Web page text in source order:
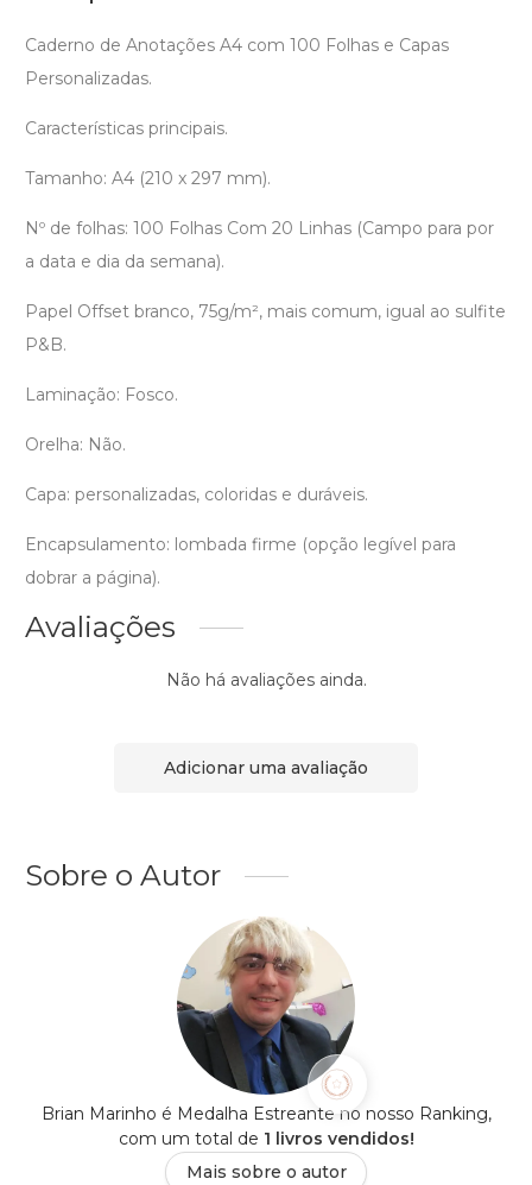
Caderno de Anotações A4 com 100 Folhas e Capas
Personalizadas.
Características principais.
Tamanho: A4 (210 x 297 mm).
Nº de folhas: 100 Folhas Com 20 Linhas (Campo para por
a data e dia da semana).
Papel Offset branco, 75g/m², mais comum, igual ao sulfite
P&B.
Laminação: Fosco.
Orelha: Não.
Capa: personalizadas, coloridas e duráveis.
Encapsulamento: lombada firme (opção legível para
dobrar a página).
Avaliações
Não há avaliações ainda.
Adicionar uma avaliação
Sobre o Autor
Brian Marinho é Medalha Estreante no nosso Ranking,
com um total de 1 livros vendidos!
Mais sobre o autor